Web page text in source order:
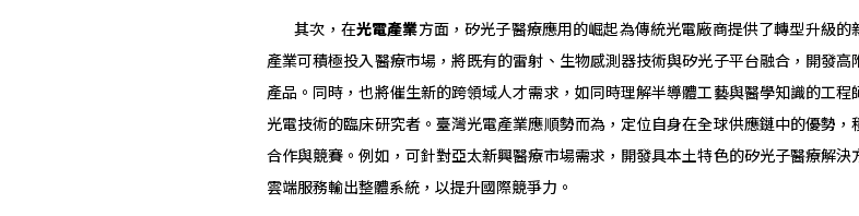
其次，在光電產業方面，矽光子醫療應用的崛起為傳統光電廠商提供了轉型升級的
產業可積極投入醫療市場，將既有的雷射、生物感測器技術與矽光子平台融合，開發高
產品。同時，也將催生新的跨領域人才需求，如同時理解半導體工藝與醫學知識的工程
光電技術的臨床研究者。臺灣光電產業應順勢而為，定位自身在全球供應鏈中的優勢，
合作與競賽。例如，可針對亞太新興醫療市場需求，開發具本土特色的矽光子醫療解決
雲端服務輸出整體系統，以提升國際競爭力。